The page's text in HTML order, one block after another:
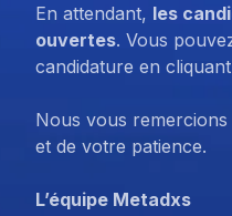
En attendant, les
ouvertes. Vous
candidature en
Nous vous
et de votre patience.
L’équipe Metadxs